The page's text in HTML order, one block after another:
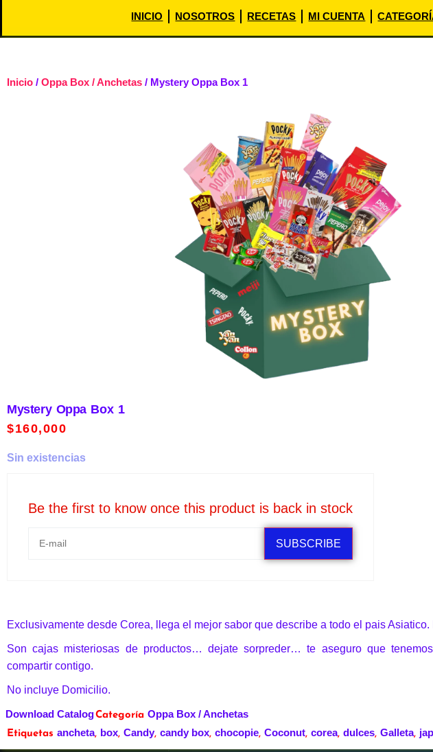
INICIO NOSOTROS RECETAS MI CUENTA
Inicio / Oppa Box / Anchetas / Mystery Oppa Box 1
Mystery Oppa Box 1
$160,000
Sin existencias
Be the first to know once this product is back in stock
SUBSCRIBE
Exclusivamente desde Corea, llega el mejor sabor que describe a todo el pais
Son cajas misteriosas de productos… dejate sorpreder… te aseguro que
compartir contigo.
No incluye Domicilio.
Download CatalogCategoría Oppa Box / Anchetas
Etiquetas ancheta, box, Candy, candy box, chocopie, Coconut, corea, dulces, Galleta,